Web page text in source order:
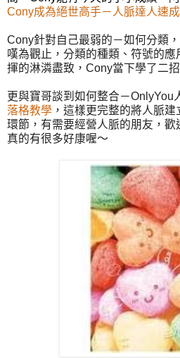
Cony成為絕世高手－人脈達人速
Cony針對自己最弱的－如何分類
嘆為觀止，分類的種類、符號的
揮的淋潾盡致，Cony當下學了二
更與寶哥談到如何整合－OnlyYou
落格教學 ，這樣更完整的將人脈
環節，有需要經營人脈的朋友，
真的有很多好康喔～